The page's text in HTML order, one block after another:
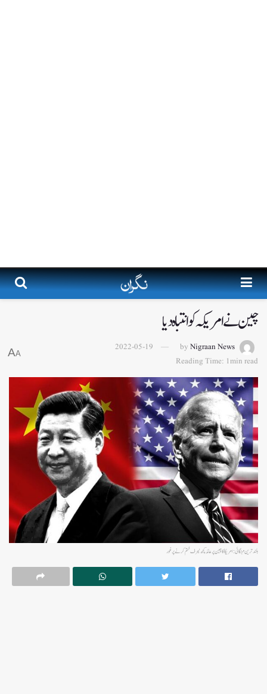
چین نے امریکہ کو انتباہ دیا
by Nigraan News
2022-05-19
Reading Time: 1min read
A
A
بلند ترین مہنگائی: امریکا کا چین پر عائد کچھ ٹیرف ختم کرنے پر غور